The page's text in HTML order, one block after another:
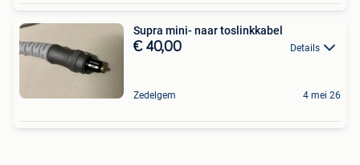
Supra mini- naar toslinkkabel
€ 40,00 Details
Zedelgem 4 mei 26